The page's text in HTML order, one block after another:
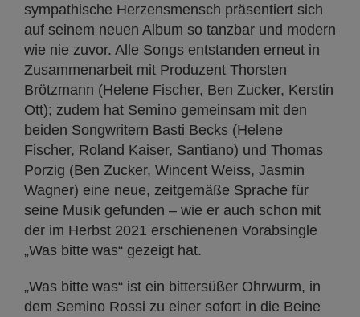
sympathische Herzensmensch präsentiert sich
auf seinem neuen Album so tanzbar und modern
wie nie zuvor. Alle Songs entstanden erneut in
Zusammenarbeit mit Produzent Thorsten
Brötzmann (Helene Fischer, Ben Zucker, Kerstin
Ott); zudem hat Semino gemeinsam mit den
beiden Songwritern Basti Becks (Helene
Fischer, Roland Kaiser, Santiano) und Thomas
Porzig (Ben Zucker, Wincent Weiss, Jasmin
Wagner) eine neue, zeitgemäße Sprache für
seine Musik gefunden – wie er auch schon mit
der im Herbst 2021 erschienenen Vorabsingle
„Was bitte was“ gezeigt hat.
„Was bitte was“ ist ein bittersüßer Ohrwurm, in
dem Semino Rossi zu einer sofort in die Beine